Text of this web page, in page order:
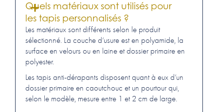
Quels matériaux sont utilisés pour
les tapis personnalisés ?
Les matériaux sont différents selon le produit
sélectionné. La couche d’usure est en polyamide, la
surface en velours ou en laine et dossier primaire en
polyester.
Les tapis anti-dérapants disposent quant à eux d’un
dossier primaire en caoutchouc et un pourtour qui,
selon le modèle, mesure entre 1 et 2 cm de large.